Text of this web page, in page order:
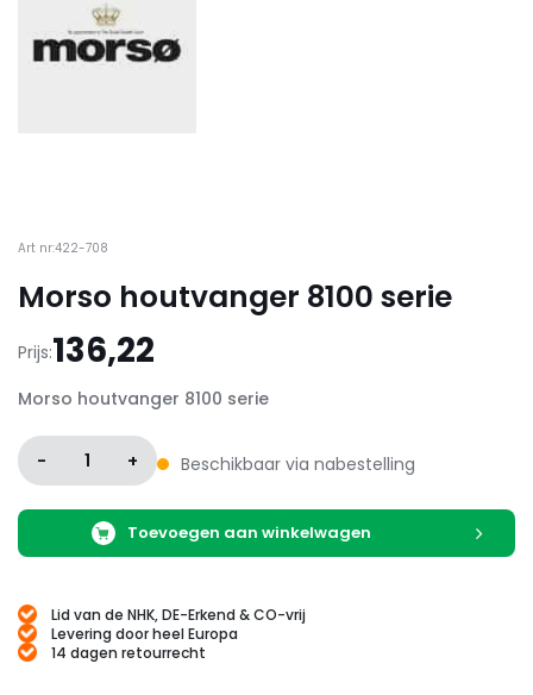
Art nr:422-708
Morso houtvanger 8100 serie
Prijs:136,22
Morso houtvanger 8100 serie
- 1 + Beschikbaar via nabestelling
Toevoegen aan winkelwagen
Lid van de NHK, DE-Erkend & CO-vrij
Levering door heel Europa
14 dagen retourrecht